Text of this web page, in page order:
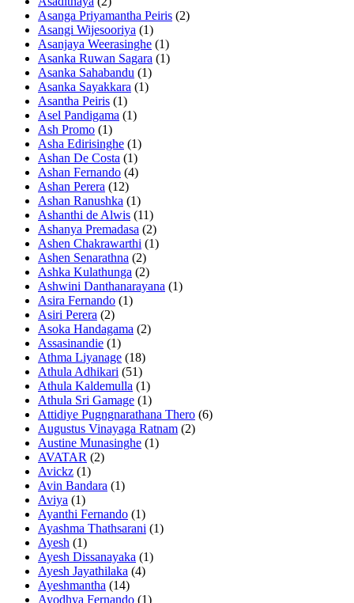
Asanga Priyamantha Peiris (2)
Asangi Wijesooriya (1)
Asanjaya Weerasinghe (1)
Asanka Ruwan Sagara (1)
Asanka Sahabandu (1)
Asanka Sayakkara (1)
Asantha Peiris (1)
Asel Pandigama (1)
Ash Promo (1)
Asha Edirisinghe (1)
Ashan De Costa (1)
Ashan Fernando (4)
Ashan Perera (12)
Ashan Ranushka (1)
Ashanthi de Alwis (11)
Ashanya Premadasa (2)
Ashen Chakrawarthi (1)
Ashen Senarathna (2)
Ashka Kulathunga (2)
Ashwini Danthanarayana (1)
Asira Fernando (1)
Asiri Perera (2)
Asoka Handagama (2)
Assasinandie (1)
Athma Liyanage (18)
Athula Adhikari (51)
Athula Kaldemulla (1)
Athula Sri Gamage (1)
Attidiye Pugngnarathana Thero (6)
Augustus Vinayaga Ratnam (2)
Austine Munasinghe (1)
AVATAR (2)
Avickz (1)
Avin Bandara (1)
Aviya (1)
Ayanthi Fernando (1)
Ayashma Thathsarani (1)
Ayesh (1)
Ayesh Dissanayaka (1)
Ayesh Jayathilaka (4)
Ayeshmantha (14)
Ayodhya Fernando (1)